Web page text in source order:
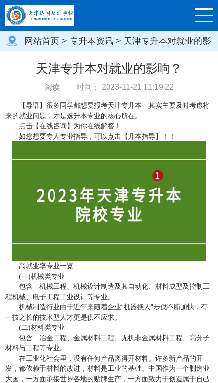
网站首页 > 专升本资讯 > 天津专升本对就业的影
响？天津专升本对就业的影响？
阅读 时间： 2023-11-21 11:19:22
【导语】很多同学都想要报考天津专升本，其实主要及时考虑将
来的就业问题，才是选升本专业的核心所在。
点击【在线咨询】 为你在线解答！
如您想要专人专业指导，可以点击【升本指导】！！
高就业率专业一览
(一)机械类专业
包含：机械工程、机械设计制造及其自动化、材料成型及控制工
程机械、电子工程工业设计等专业。
机械制造行业由于近年来随着企业“机器换人”步伐不断加快，有
一技之长的技术型人才更是供不应求。
(二)材料类专业
包含：冶金工程、金属材料工程、无机非金属材料工程、高分子
材料与工程等专业。
在工业化社会里，没有任何产品离得开材料。许多新产品的开
发，都依赖于材料的改进，材料是工业的基础。中国作为一个制造业
大国，一方面承接世界各地的贴牌生产，一方面致力于创造属于自己